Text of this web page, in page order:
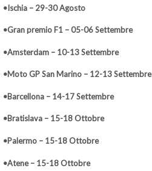
•Ischia – 29-30 Agosto
•Gran premio F1 – 05-06 Settembre
•Amsterdam – 10-13 Settembre
•Moto GP San Marino – 12-13 Settembre
•Barcellona – 14-17 Settembre
•Bratislava – 15-18 Ottobre
•Palermo – 15-18 Ottobre
•Atene – 15-18 Ottobre